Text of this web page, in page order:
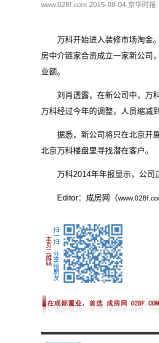
www.028f.com 2015-08-04 京华时报
万科开始进入装修市场淘金
房中介链家合资成立一家新公司
业额。
刘肖透露，在新公司中，万
万科经过今年的调整，人员缩减
据悉，新公司将只在北京开
北京万科楼盘里寻找潜在客户。
万科2014年年报显示，公司
Editor：成房网（